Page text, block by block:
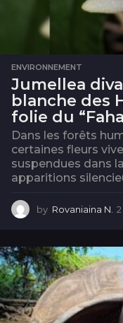
ENVIRONNEMENT
Jumellea
blanche des
folie du
Dans les forêts
certaines fleurs
suspendues dans
apparitions
by Rovaniaina N.